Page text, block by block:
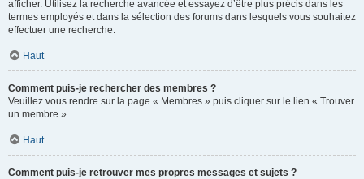
afficher. Utilisez la recherche avancée et essayez d’être plus précis dans les
termes employés et dans la sélection des forums dans lesquels vous souhaitez
effectuer une recherche.
Haut
Comment puis-je rechercher des membres ?
Veuillez vous rendre sur la page « Membres » puis cliquer sur le lien « Trouver
un membre ».
Haut
Comment puis-je retrouver mes propres messages et sujets ?